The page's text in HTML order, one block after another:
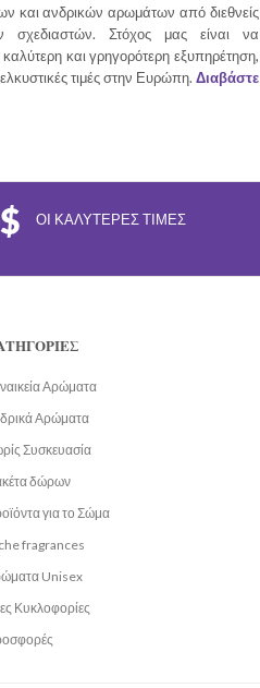
και ανδρικών αρωμάτων από διεθνείς
σχεδιαστών. Στόχος μας είναι να
και γρηγορότερη εξυπηρέτηση,
τιμές στην Ευρώπη. Διαβάστε
ΟΙ ΚΑΛΎΤΕΡΕΣ ΤΙΜΈΣ
Αρώματα
Αρώματα
Συσκευασία
δώρων
για το Σώμα
fragrances
Unisex
Κυκλοφορίες